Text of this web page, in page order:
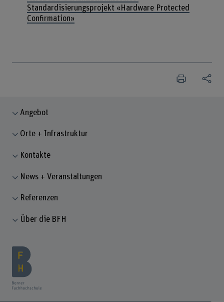
Standardisierungsprojekt «Hardware Protected
Confirmation»
Angebot
Orte + Infrastruktur
Kontakte
News + Veranstaltungen
Referenzen
Über die BFH